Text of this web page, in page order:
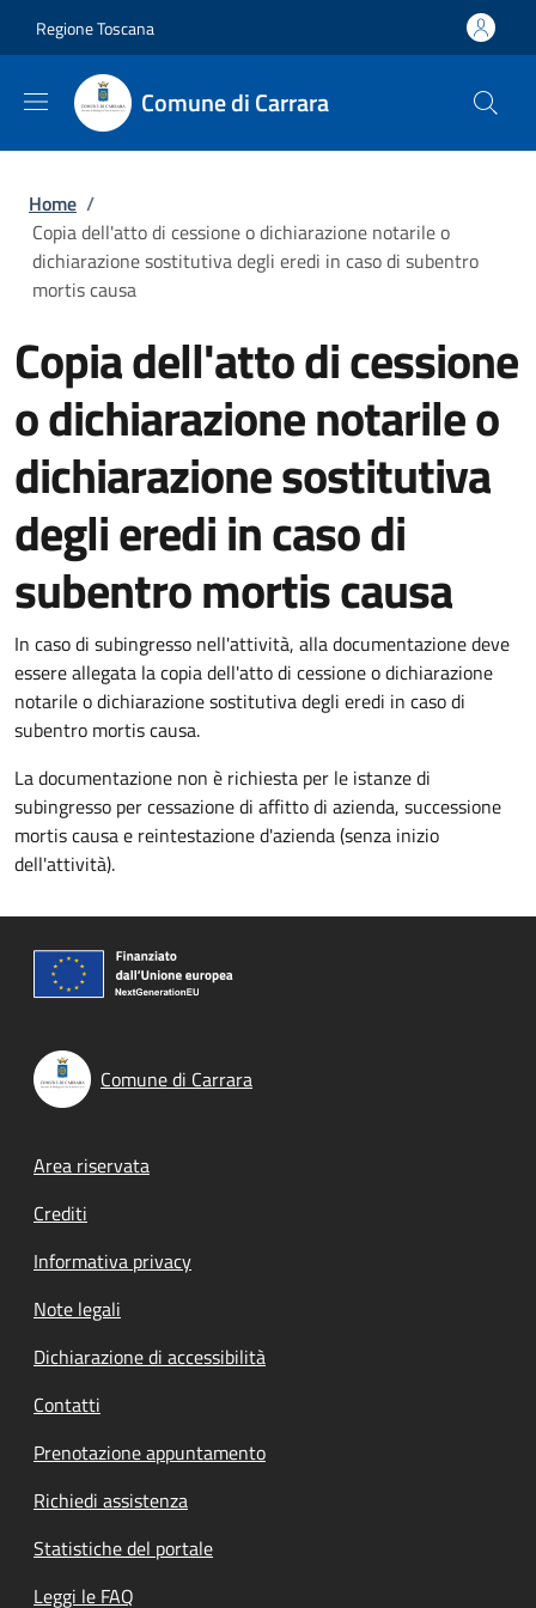
Regione Toscana
Comune di Carrara
Briciole di pane
Home /
Copia dell'atto di cessione o dichiarazione notarile o
dichiarazione sostitutiva degli eredi in caso di subentro
mortis causa
Copia dell'atto di cessione
o dichiarazione notarile o
dichiarazione sostitutiva
degli eredi in caso di
subentro mortis causa
In caso di subingresso nell'attività, alla documentazione deve
essere allegata la copia dell'atto di cessione o dichiarazione
notarile o dichiarazione sostitutiva degli eredi in caso di
subentro mortis causa.
La documentazione non è richiesta per le istanze di
subingresso per cessazione di affitto di azienda, successione
mortis causa e reintestazione d'azienda (senza inizio
dell'attività).
Comune di Carrara
Footer menu
Area riservata
Crediti
Informativa privacy
Note legali
Dichiarazione di accessibilità
Contatti
Prenotazione appuntamento
Richiedi assistenza
Statistiche del portale
Leggi le FAQ